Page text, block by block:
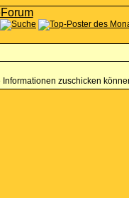
zuschicken